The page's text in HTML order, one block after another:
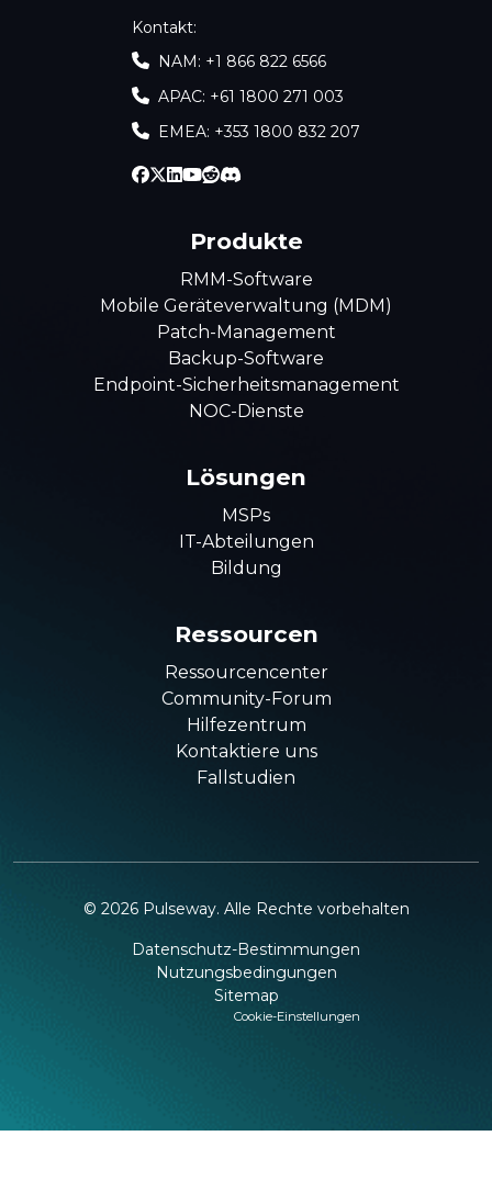
Kontakt:
NAM: +1 866 822 6566
APAC: +61 1800 271 003
EMEA: +353 1800 832 207
Produkte
RMM-Software
Mobile Geräteverwaltung (MDM)
Patch-Management
Backup-Software
Endpoint-Sicherheitsmanagement
NOC-Dienste
Lösungen
MSPs
IT-Abteilungen
Bildung
Ressourcen
Ressourcencenter
Community-Forum
Hilfezentrum
Kontaktiere uns
Fallstudien
© 2026 Pulseway. Alle Rechte vorbehalten
Datenschutz-Bestimmungen
Nutzungsbedingungen
Sitemap
Cookie-Einstellungen